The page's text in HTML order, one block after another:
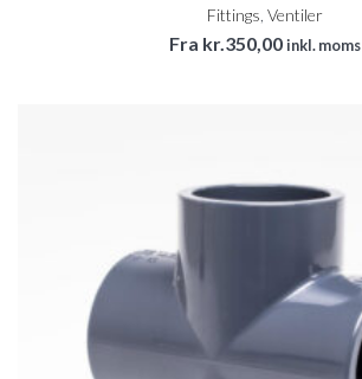
Fittings Ventiler
Fra kr.350,00inkl. moms